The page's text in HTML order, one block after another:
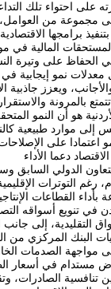
على احتواء تلك
مجموعة من
بتنفيذ برامجها
المالية في
على وتيرة
معدلات نمو إيجابية
ويعزز جاذبية
بالمرونة
هو أن النمو
إلى موارد طبيعية
على الإصلاحات
دعما الأداء
الدولي السابق
رغم التوترات
بأداء القطاعات
في تنويع أسواقه
التقليدية، إلى
البنك المركزي من
مواجهة الصدمات
مستدام في أسعار
الصادرات،